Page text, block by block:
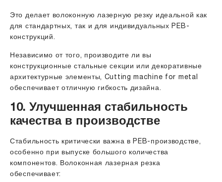
Это делает волоконную лазерную резку идеальной как
для стандартных, так и для индивидуальных PEB-
конструкций.
Независимо от того, производите ли вы
конструкционные стальные секции или декоративные
архитектурные элементы, Cutting machine for metal
обеспечивает отличную гибкость дизайна.
10. Улучшенная стабильность
качества в производстве
Стабильность критически важна в PEB-производстве,
особенно при выпуске большого количества
компонентов. Волоконная лазерная резка
обеспечивает: